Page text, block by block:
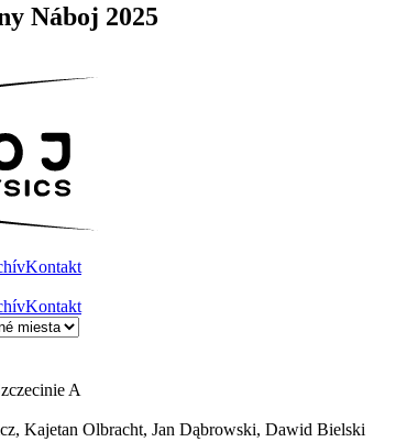
Náboj 2025
Kontakt
Kontakt
A
Kajetan Olbracht, Jan Dąbrowski, Dawid Bielski